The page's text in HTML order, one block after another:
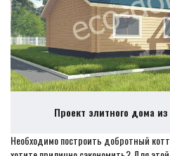
Проект элитного дома
Необходимо построить добротный